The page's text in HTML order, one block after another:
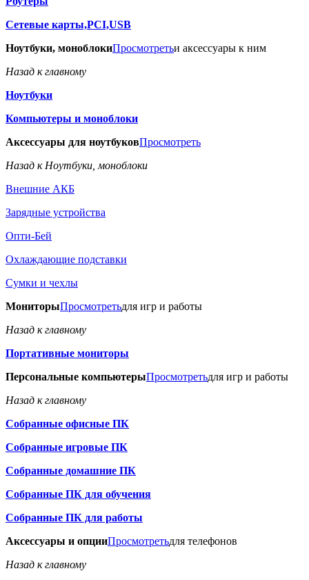
Сетевые карты,PCI,USB
Ноутбуки, моноблокиПросмотретьи аксессуары к ним
Назад к главному
Ноутбуки
Компьютеры и моноблоки
Аксессуары для ноутбуковПросмотреть
Назад к Ноутбуки, моноблоки
Внешние АКБ
Зарядные устройства
Опти-Бей
Охлаждающие подставки
Сумки и чехлы
МониторыПросмотретьдля игр и работы
Назад к главному
Портативные мониторы
Персональные компьютерыПросмотретьдля игр и работы
Назад к главному
Собранные офисные ПК
Собранные игровые ПК
Собранные домашние ПК
Собранные ПК для обучения
Собранные ПК для работы
Аксессуары и опцииПросмотретьдля телефонов
Назад к главному